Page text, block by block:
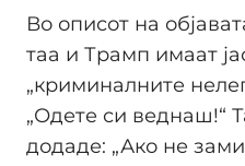
Во описот на
таа и Трамп имаат
„криминалните
„Одете си веднаш!“
додаде: „Ако не